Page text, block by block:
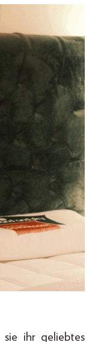
ihr geliebtes